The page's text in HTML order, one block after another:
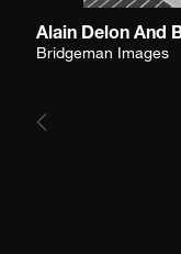
Alain Delon And
Bridgeman Images